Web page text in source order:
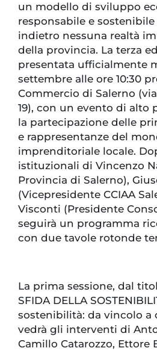
un modello di sviluppo
responsabile e
indietro nessuna realtà
della provincia. La terza
presentata ufficialmente
settembre alle ore 10:30
Commercio di Salerno
19), con un evento di alto
la partecipazione delle
e rappresentanze del
imprenditoriale locale.
istituzionali di Vincenzo
Provincia di Salerno),
(Vicepresidente CCIAA
Visconti (Presidente
seguirà un programma
con due tavole rotonde
La prima sessione, dal
SFIDA DELLA
sostenibilità: da vincolo a
vedrà gli interventi di
Camillo Catarozzo, Ettore